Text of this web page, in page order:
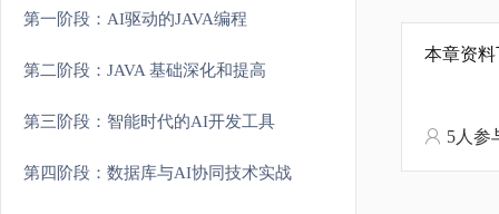
第一阶段：AI驱动的JAVA编程
第二阶段：JAVA 基础深化和提高
第三阶段：智能时代的AI开发工具
第四阶段：数据库与AI协同技术实战
本章资
5人参